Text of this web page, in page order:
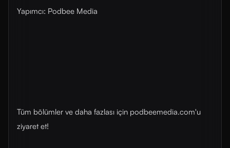
Yapımcı: Podbee Media
Tüm bölümler ve daha fazlası için ⁠⁠podbeemedia.com⁠⁠'u
ziyaret et!